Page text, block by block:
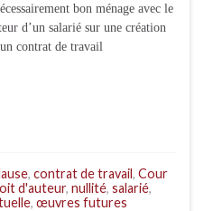
bon ménage avec le
d’un salarié sur une création
contrat de travail
, contrat de travail, Cour
d'auteur, nullité, salarié,
, œuvres futures